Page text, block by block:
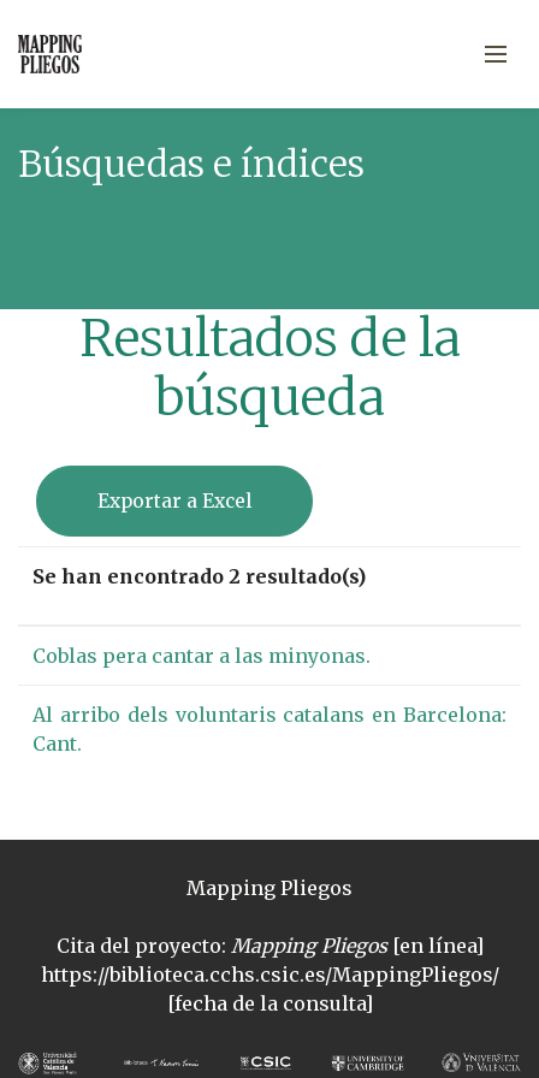
Búsquedas e índices
Resultados de la
búsqueda
Exportar a Excel
Se han encontrado 2 resultado(s)
Coblas pera cantar a las minyonas.
Al arribo dels voluntaris catalans en Barcelona:
Cant.
Mapping Pliegos
Cita del proyecto: Mapping Pliegos[en línea]
https://biblioteca.cchs.csic.es/MappingPliegos/
[fecha de la consulta]